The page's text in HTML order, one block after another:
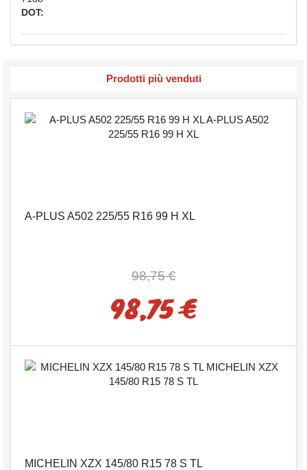
DOT:
Prodotti più venduti
A-PLUS A502 225/55 R16 99 H XL
98,75 €
98,75 €
MICHELIN XZX 145/80 R15 78 S TL